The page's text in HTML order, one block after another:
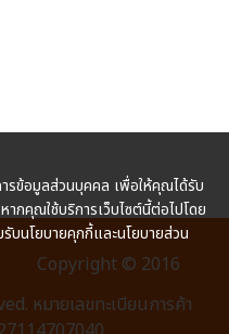
Copyright © 2016
หมายเลขทะเบียนการค้า
รข้อมูลส่วนบุคคล เพื่อให้คุณได้รับ
กคุณใช้บริการเว็บไซต์นี้ต่อไปโดย
บนโยบายคุกกี้และนโยบายส่วน